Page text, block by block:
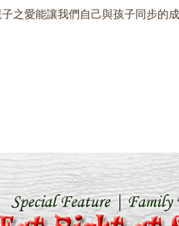
之愛能讓我們自己與孩子同步的成